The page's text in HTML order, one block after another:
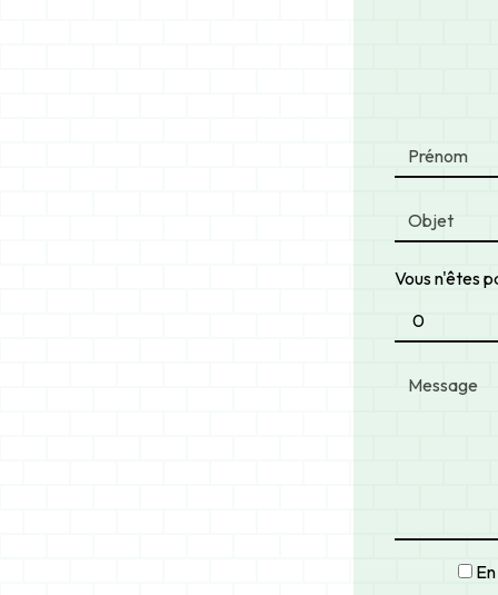
Vous n'êtes